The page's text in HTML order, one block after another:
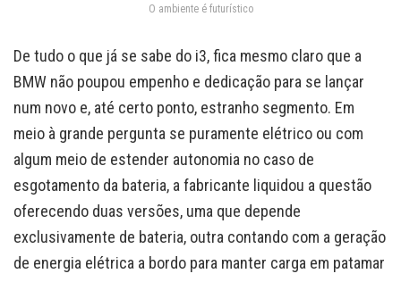
O ambiente é futurístico
De tudo o que já se sabe do i3, fica mesmo claro que a
BMW não poupou empenho e dedicação para se lançar
num novo e, até certo ponto, estranho segmento. Em
meio à grande pergunta se puramente elétrico ou com
algum meio de estender autonomia no caso de
esgotamento da bateria, a fabricante liquidou a questão
oferecendo duas versões, uma que depende
exclusivamente de bateria, outra contando com a geração
de energia elétrica a bordo para manter carga em patamar